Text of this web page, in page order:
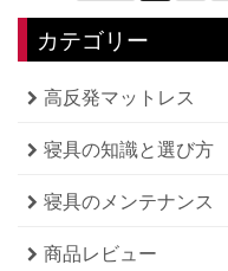
カテゴリー
高反発マットレス
寝具の知識と選び方
寝具のメンテナンス
商品レビュー